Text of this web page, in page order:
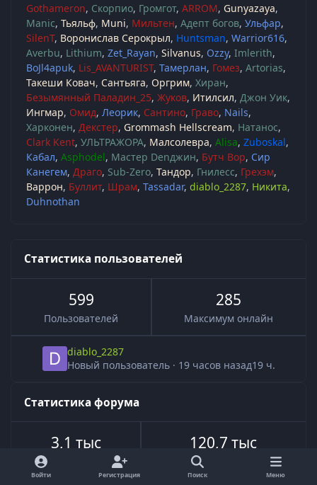
Gothameron Скорпио Громгот ARROM Gunyazaya
Manic Тьяльф Muni Мильтен Адепт богов Ульфар
SilenT Воронислав Серокрыл Huntsman Warrior616
Averbu Lithium Zet_Rayan Silvanus Ozzy Imlerith
BoJl4apuk Lis_AVANTURIST Тамерлан Гомез Artorias
Такеши Ковач Сантьяга Оргрим Хиран
Безымянный Паладин_25 Жуков Итилсил Джон Уик
Ингмар Омид Леорик Сантино Граво Nails
Харконен Декстер Grommash Hellscream Натанос
Clark Kent УЛЬТРАЖОРА Малсолевра Alisa Zuboskal
Кабал Asphodel Мастер Denджин Бутч Вор Сир
Канегем Драго Sub-Zero Тандор Гнилесс Грехэм
Варрон Буллит Шрам Tassadar diablo_2287 Никита
Duhnothan
Статистика пользователей
599
Пользователей
285
Максимум онлайн
diablo_2287
Новый пользователь · 19 часов назад19 ч.
Статистика форума
3,1 тыс
Всего сообщений
120,7 тыс
Войти Регистрация Поиск Меню